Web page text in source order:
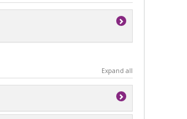
Expand all